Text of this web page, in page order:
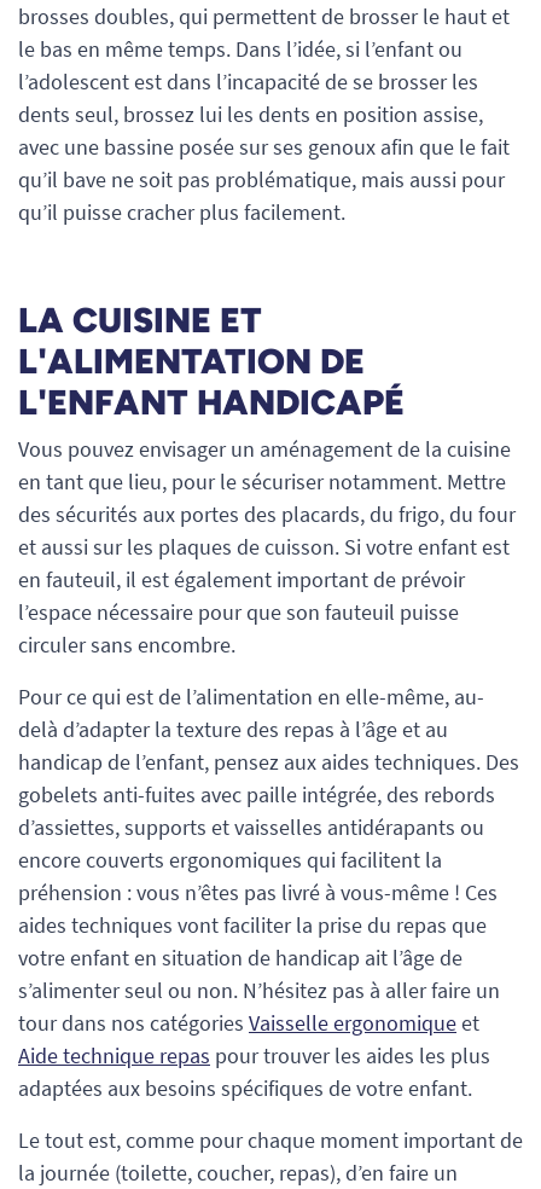
brosses doubles, qui permettent de brosser le haut et
le bas en même temps. Dans l’idée, si l’enfant ou
l’adolescent est dans l’incapacité de se brosser les
dents seul, brossez lui les dents en position assise,
avec une bassine posée sur ses genoux afin que le fait
qu’il bave ne soit pas problématique, mais aussi pour
qu’il puisse cracher plus facilement.
LA CUISINE ET
L'ALIMENTATION DE
L'ENFANT HANDICAPÉ
Vous pouvez envisager un aménagement de la cuisine
en tant que lieu, pour le sécuriser notamment. Mettre
des sécurités aux portes des placards, du frigo, du four
et aussi sur les plaques de cuisson. Si votre enfant est
en fauteuil, il est également important de prévoir
l’espace nécessaire pour que son fauteuil puisse
circuler sans encombre.
Pour ce qui est de l’alimentation en elle-même, au-
delà d’adapter la texture des repas à l’âge et au
handicap de l’enfant, pensez aux aides techniques. Des
gobelets anti-fuites avec paille intégrée, des rebords
d’assiettes, supports et vaisselles antidérapants ou
encore couverts ergonomiques qui facilitent la
préhension : vous n’êtes pas livré à vous-même ! Ces
aides techniques vont faciliter la prise du repas que
votre enfant en situation de handicap ait l’âge de
s’alimenter seul ou non. N’hésitez pas à aller faire un
tour dans nos catégories Vaisselle ergonomiqueet
Aide technique repas pour trouver les aides les plus
adaptées aux besoins spécifiques de votre enfant.
Le tout est, comme pour chaque moment important de
la journée (toilette, coucher, repas), d’en faire un